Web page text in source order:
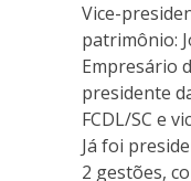
Vice-
patrimônio:
Empresário
presidente
FCDL/SC e
Já foi
2 gestões,